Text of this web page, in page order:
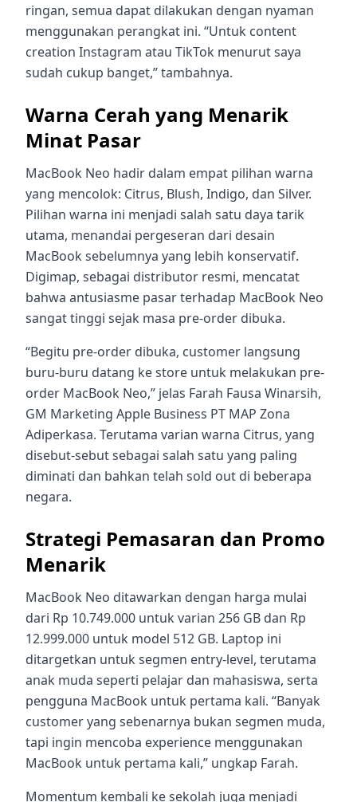
ringan, semua dapat dilakukan dengan nyaman
menggunakan perangkat ini. “Untuk content
creation Instagram atau TikTok menurut saya
sudah cukup banget,” tambahnya.
Warna Cerah yang Menarik
Minat Pasar
MacBook Neo hadir dalam empat pilihan warna
yang mencolok: Citrus, Blush, Indigo, dan Silver.
Pilihan warna ini menjadi salah satu daya tarik
utama, menandai pergeseran dari desain
MacBook sebelumnya yang lebih konservatif.
Digimap, sebagai distributor resmi, mencatat
bahwa antusiasme pasar terhadap MacBook Neo
sangat tinggi sejak masa pre-order dibuka.
“Begitu pre-order dibuka, customer langsung
buru-buru datang ke store untuk melakukan pre-
order MacBook Neo,” jelas Farah Fausa Winarsih,
GM Marketing Apple Business PT MAP Zona
Adiperkasa. Terutama varian warna Citrus, yang
disebut-sebut sebagai salah satu yang paling
diminati dan bahkan telah sold out di beberapa
negara.
Strategi Pemasaran dan Promo
Menarik
MacBook Neo ditawarkan dengan harga mulai
dari Rp 10.749.000 untuk varian 256 GB dan Rp
12.999.000 untuk model 512 GB. Laptop ini
ditargetkan untuk segmen entry-level, terutama
anak muda seperti pelajar dan mahasiswa, serta
pengguna MacBook untuk pertama kali. “Banyak
customer yang sebenarnya bukan segmen muda,
tapi ingin mencoba experience menggunakan
MacBook untuk pertama kali,” ungkap Farah.
Momentum kembali ke sekolah juga menjadi